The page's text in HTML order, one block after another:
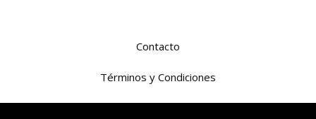
Contacto
Términos y Condiciones